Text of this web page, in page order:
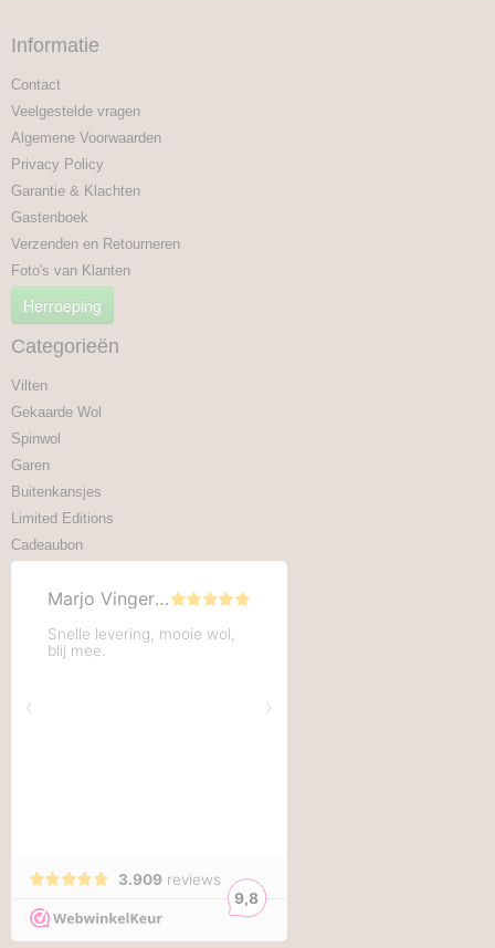
Informatie
Contact
Veelgestelde vragen
Algemene Voorwaarden
Privacy Policy
Garantie & Klachten
Gastenboek
Verzenden en Retourneren
Foto's van Klanten
Herroeping
Categorieën
Vilten
Gekaarde Wol
Spinwol
Garen
Buitenkansjes
Limited Editions
Cadeaubon